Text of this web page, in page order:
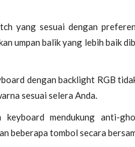
yang sesuai dengan
umpan balik yang lebih baik
dengan backlight RGB
sesuai selera Anda.
keyboard mendukung anti-
beberapa tombol secara